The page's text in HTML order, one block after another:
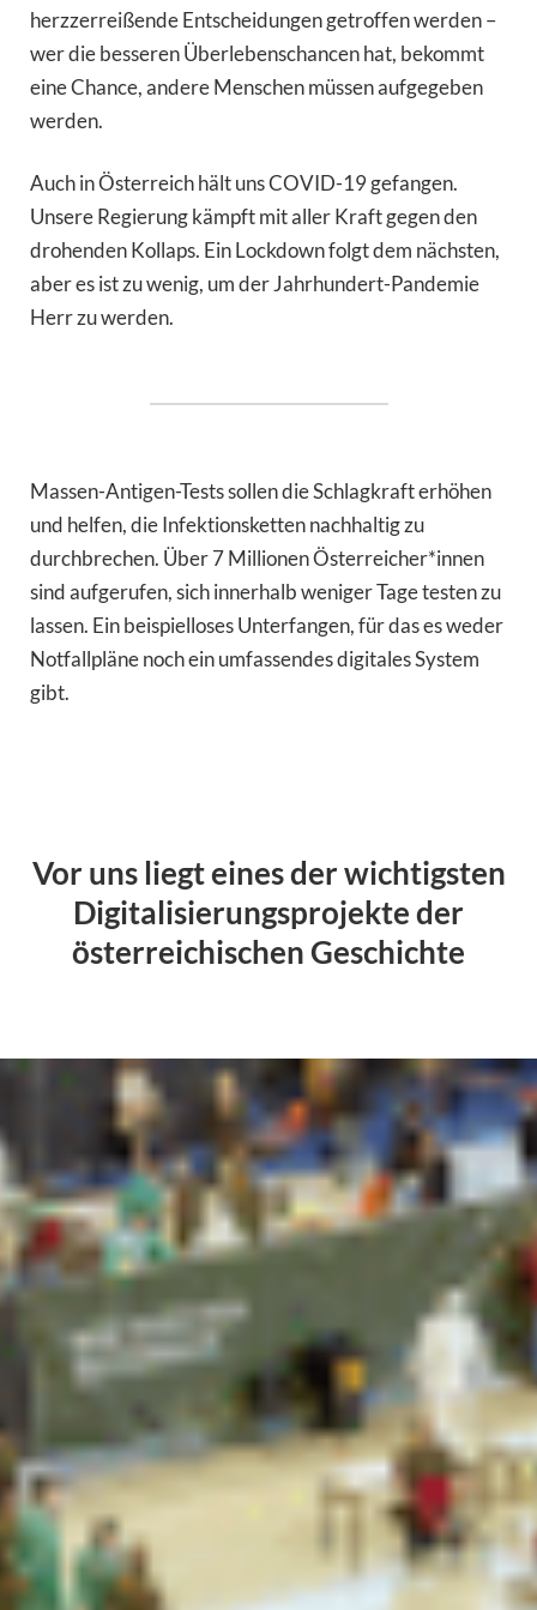
herzzerreißende Entscheidungen getroffen werden –
wer die besseren Überlebenschancen hat, bekommt
eine Chance, andere Menschen müssen aufgegeben
werden.
Auch in Österreich hält uns COVID-19 gefangen.
Unsere Regierung kämpft mit aller Kraft gegen den
drohenden Kollaps. Ein Lockdown folgt dem nächsten,
aber es ist zu wenig, um der Jahrhundert-Pandemie
Herr zu werden.
Massen-Antigen-Tests sollen die Schlagkraft erhöhen
und helfen, die Infektionsketten nachhaltig zu
durchbrechen. Über 7 Millionen Österreicher*innen
sind aufgerufen, sich innerhalb weniger Tage testen zu
lassen. Ein beispielloses Unterfangen, für das es weder
Notfallpläne noch ein umfassendes digitales System
gibt.
Vor uns liegt eines der wichtigsten
Digitalisierungsprojekte der
österreichischen Geschichte